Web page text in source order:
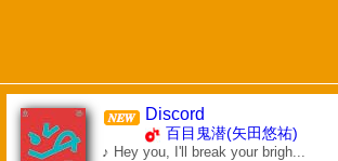
Discord
百目鬼潜(矢田悠祐)
♪ Hey you, I'll break your brigh...